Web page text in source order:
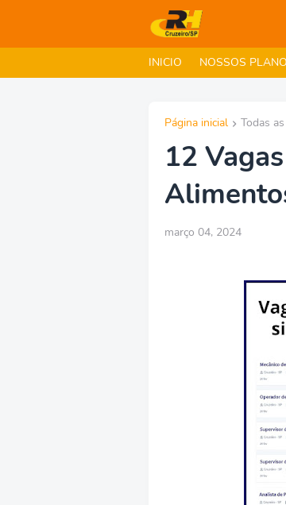
INICIO NOSSOS
Página inicial Todas
12
março 04, 2024